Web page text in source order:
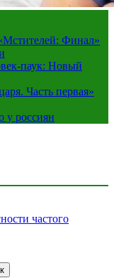
Финал»
паук: Новый
Часть первая»
у россиян
частого